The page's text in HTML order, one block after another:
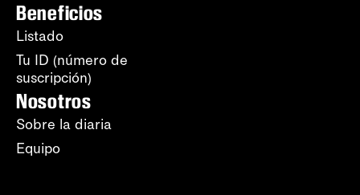
Beneficios
Listado
Tu ID (número de
suscripción)
Nosotros
Sobre la diaria
Equipo